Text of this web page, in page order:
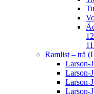
Ramlist – trä
Larson-
Larson-
Larson-
Larson-